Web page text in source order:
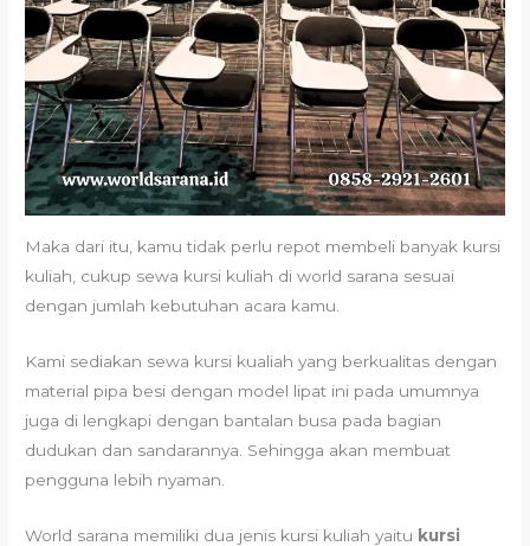
Maka dari itu, kamu tidak perlu repot membeli banyak kursi
kuliah, cukup sewa kursi kuliah di world sarana sesuai
dengan jumlah kebutuhan acara kamu.
Kami sediakan sewa kursi kualiah yang berkualitas dengan
material pipa besi dengan model lipat ini pada umumnya
juga di lengkapi dengan bantalan busa pada bagian
dudukan dan sandarannya. Sehingga akan membuat
pengguna lebih nyaman.
World sarana memiliki dua jenis kursi kuliah yaitu kursi